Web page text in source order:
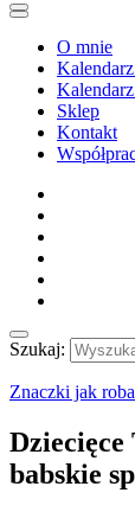
O mnie
Sklep
Kontakt
Szukaj:
Znaczki jak
babskie